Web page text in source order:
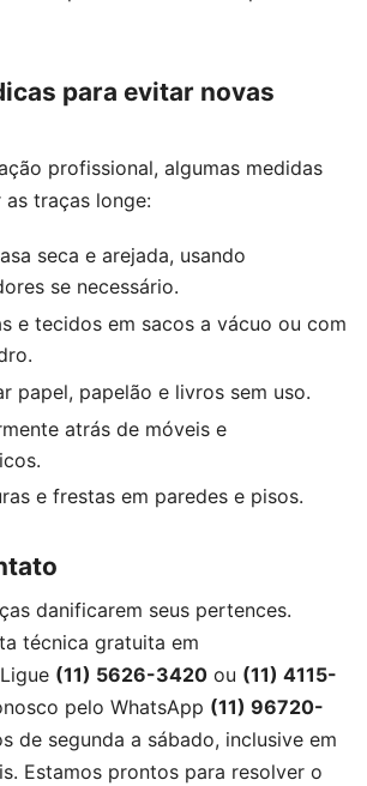
para evitar novas
profissional, algumas medidas
as traças longe:
seca e arejada, usando
se necessário.
e tecidos em sacos a vácuo ou com
papel, papelão e livros sem uso.
atrás de móveis e
e frestas em paredes e pisos.
danificarem seus pertences.
técnica gratuita em
(11) 5626-3420 ou (11) 4115-
pelo WhatsApp (11) 96720-
de segunda a sábado, inclusive em
Estamos prontos para resolver o